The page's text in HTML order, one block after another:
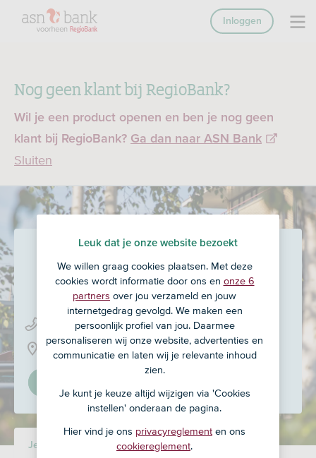
Nog geen klant bij RegioBank?
Wil je een product openen en ben je nog geen
klant bij RegioBank? Ga dan naar ASN Bank
Sluiten
Inloggen
De Jong Assurantiën b.v.
Schagen
0223 - 68 87 88
Piet Ottstraat 1, 1741 NW
Je adviseur Ons team
Leuk dat je onze website bezoekt
We willen graag cookies plaatsen. Met deze
cookies wordt informatie door ons en onze 6
partners over jou verzameld en jouw
internetgedrag gevolgd. We maken een
persoonlijk profiel van jou. Daarmee
personaliseren wij onze website, advertenties en
communicatie en laten wij je relevante inhoud
zien.
Je kunt je keuze altijd wijzigen via 'Cookies
instellen' onderaan de pagina.
Hier vind je ons privacyreglement en ons
cookiereglement.